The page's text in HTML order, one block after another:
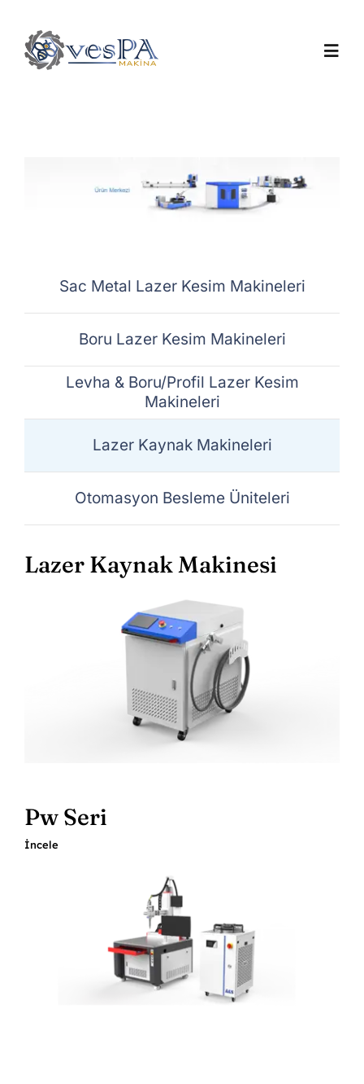
content
HakkımızdaSac Metal Lazer Kesim Makineleri
Boru Lazer Kesim Makineleri
Levha & Boru/Profil Lazer Kesim
Makineleri
Lazer Kaynak Makineleri
Otomasyon Besleme Üniteleri
Lazer Kaynak Makinesi
Pw Seri
İncele